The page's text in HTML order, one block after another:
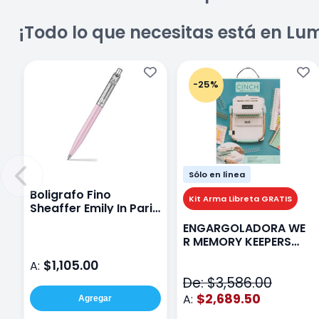
¡Todo lo que necesitas está en
Boligrafo Fino
Sheaffer Emily In Paris
A: $1,105.00
Agregar
-25%
Sólo en línea
Kit Arma Libreta GRATIS
ENGARGOLADORA WE
R MEMORY KEEPERS
De: $3,586.00
A: $2,689.50